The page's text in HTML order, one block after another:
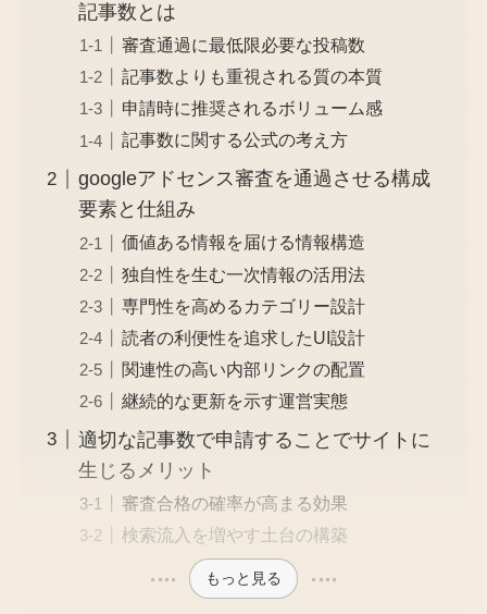
記事数とは
審査通過に最低限必要な投稿数
記事数よりも重視される質の本質
申請時に推奨されるボリューム感
記事数に関する公式の考え方
googleアドセンス審査を通過させる構成
要素と仕組み
価値ある情報を届ける情報構造
独自性を生む一次情報の活用法
専門性を高めるカテゴリー設計
読者の利便性を追求したUI設計
関連性の高い内部リンクの配置
継続的な更新を示す運営実態
適切な記事数で申請することでサイトに
生じるメリット
審査合格の確率が高まる効果
検索流入を増やす土台の構築
もっと見る